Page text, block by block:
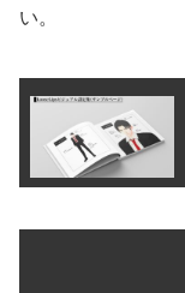
い。